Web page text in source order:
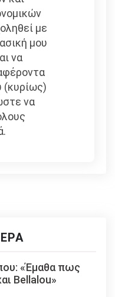
με
μου
να
(κυρίως)
να
«Έμαθα πως
Bellalou»